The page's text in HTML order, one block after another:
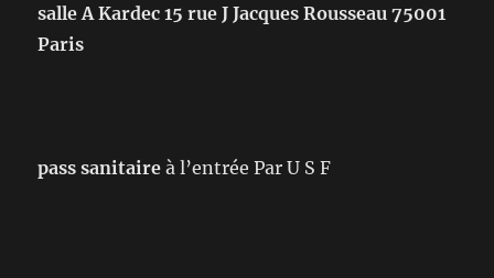
salle A Kardec 15 rue J Jacques Rousseau 75001
Paris
pass sanitaireà l’entrée Par U S F